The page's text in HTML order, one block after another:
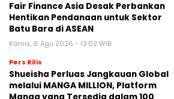
Fair Finance Asia Desak Perbankan
Hentikan Pendanaan untuk Sektor
Batu Bara di ASEAN
Kamis, 6 Agu 2026 - 13:02 WIB
Pers Rilis
Shueisha Perluas Jangkauan Global
melalui MANGA MILLION, Platform